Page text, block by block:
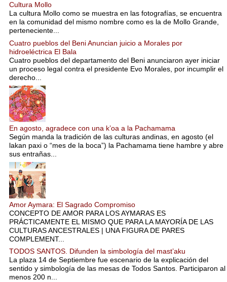
Cultura Mollo
La cultura Mollo como se muestra en las fotografías, se encuentra
en la comunidad del mismo nombre como es la de Mollo Grande,
perteneciente...
Cuatro pueblos del Beni Anuncian juicio a Morales por
hidroeléctrica El Bala
Cuatro pueblos del departamento del Beni anunciaron ayer iniciar
un proceso legal contra el presidente Evo Morales, por incumplir el
derecho...
En agosto, agradece con una k’oa a la Pachamama
Según manda la tradición de las culturas andinas, en agosto (el
lakan paxi o “mes de la boca”) la Pachamama tiene hambre y abre
sus entrañas...
Amor Aymara: El Sagrado Compromiso
CONCEPTO DE AMOR PARA LOS AYMARAS ES
PRÁCTICAMENTE EL MISMO QUE PARA LA MAYORÍA DE LAS
CULTURAS ANCESTRALES | UNA FIGURA DE PARES
COMPLEMENT...
TODOS SANTOS. Difunden la simbología del mast’aku
La plaza 14 de Septiembre fue escenario de la explicación del
sentido y simbología de las mesas de Todos Santos. Participaron al
menos 200 n...